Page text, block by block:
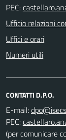
PEC:
Ufficio relazioni
Uffici e orari
Numeri utili
CONTATTI D.P.O.
E-mail:
PEC:
(per comunicare